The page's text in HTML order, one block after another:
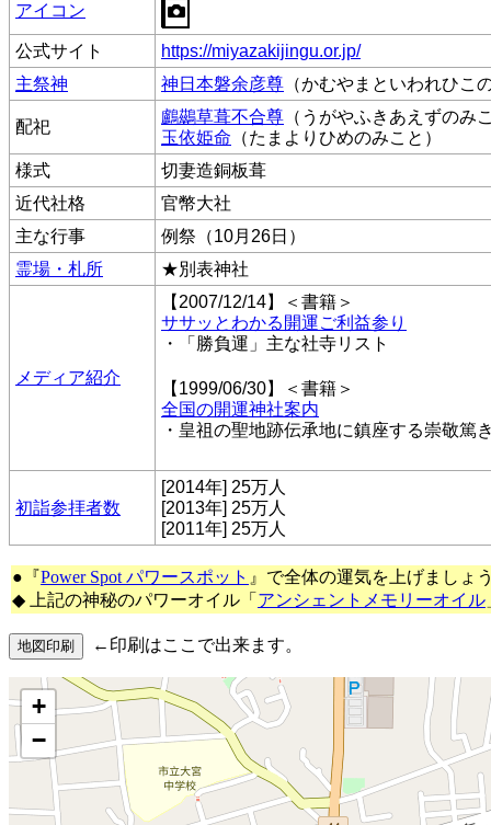
アイコン
公式サイト
https://miyazakijingu.or.jp/
主祭神
神日本磐余彦尊 （かむやまといわれひこ
配祀
鸕鷀草葺不合尊 （うがやふきあえずのみ
玉依姫命 （たまよりひめのみこと）
様式
切妻造銅板葺
近代社格
官幣大社
主な行事
例祭（10月26日）
霊場・札所
★別表神社
メディア紹介
【2007/12/14】＜書籍＞
ササッとわかる開運ご利益参り
・「勝負運」主な社寺リスト
【1999/06/30】＜書籍＞
全国の開運神社案内
・皇祖の聖地跡伝承地に鎮座する崇敬篤
初詣参拝者数
[2014年] 25万人
[2013年] 25万人
[2011年] 25万人
●『Power Spot パワースポット 』で全体の運気を上げましょ
◆ 上記の神秘のパワーオイル「 アンシェントメモリーオイル
←印刷はここで出来ます。
+
−